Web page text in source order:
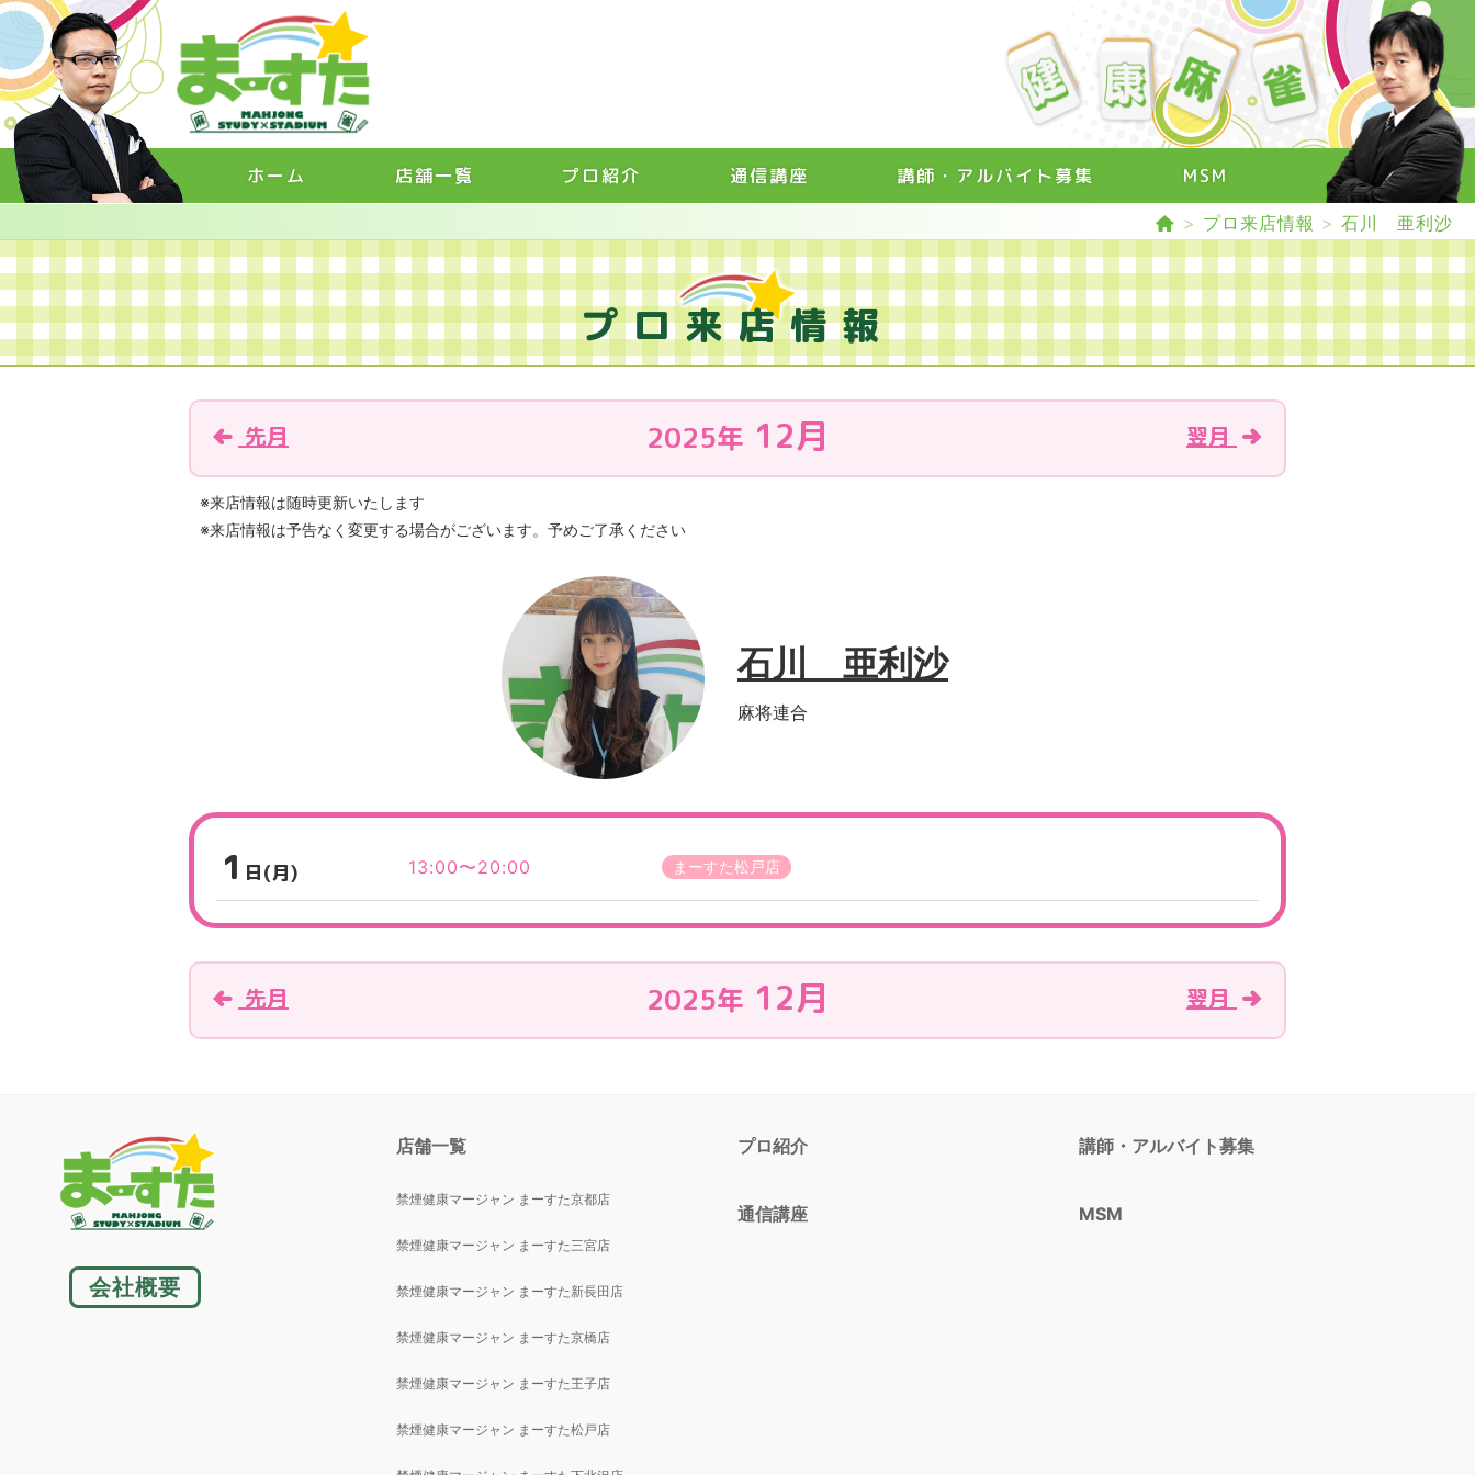
ホーム 店舗一覧 プロ紹介 通信講座 講師・アルバイト募集 MSM
> プロ来店情報 > 石川 亜利沙
プロ来店情報
先月 2025年 12月 翌月
※来店情報は随時更新いたします
※来店情報は予告なく変更する場合がございます。予めご了承ください
石川 亜利沙
麻将連合
1 日(月) 13:00〜20:00 まーすた松戸店
先月 2025年 12月 翌月
会社概要
店舗一覧
禁煙健康マージャン まーすた京都店
禁煙健康マージャン まーすた三宮店
禁煙健康マージャン まーすた新長田店
禁煙健康マージャン まーすた京橋店
禁煙健康マージャン まーすた王子店
禁煙健康マージャン まーすた松戸店
プロ紹介
通信講座
講師・アルバイト募集
MSM